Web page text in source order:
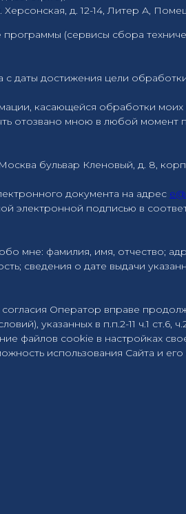
Херсонская, д. 12-14, Литер А,
(сервисы сбора
с даты достижения цели
касающейся обработки моих
отозвано мною в любой
бульвар Кленовый, д. 8, корп.
документа на адрес
электронной подписью в
мне: фамилия, имя, отчество;
сведения о дате выдачи
Оператор вправе
указанных в п.п.2-11 ч.1 ст.6, ч.2
файлов cookie в настройках
использования Сайта и